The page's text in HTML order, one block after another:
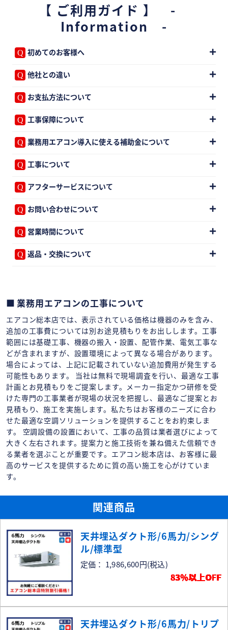
【 ご利用ガイド 】 -
Information -
初めてのお客様へ
他社との違い
お支払方法について
工事保障について
業務用エアコン導入に使える補助金について
工事について
アフターサービスについて
お問い合わせについて
営業時間について
返品・交換について
業務用エアコンの工事について
エアコン総本店では、表示されている価格は機器のみを含み、
追加の工事費については別お途見積もりをお出しします。工事
範囲には基礎工事、機器の搬入・設置、配管作業、電気工事な
どが含まれますが、設置環境によって異なる場合があります。
場合によっては、上記に記載されていない追加費用が発生する
可能性もあります。 当社は無料で現場調査を行い、最適な工事
計画とお見積もりをご提案します。メーカー指定かつ研修を受
けた専門の工事業者が現場の状況を把握し、最適なご提案とお
見積もり、施工を実施します。私たちはお客様のニーズに合わ
せた最適な空調ソリューションを提供することをお約束しま
す。 空調設備の設置において、工事の品質は業者選びによって
大きく左右されます。提案力と施工技術を兼ね備えた信頼でき
る業者を選ぶことが重要です。エアコン総本店は、お客様に最
高のサービスを提供するために質の高い施工を心がけていま
す。
関連商品
天井埋込ダクト形/6馬力/シング
ル/標準型
定価： 1,986,600円(税込)
83％以上OFF
天井埋込ダクト形/6馬力/トリプ